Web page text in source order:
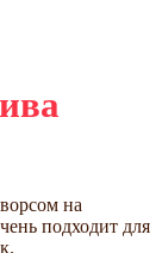
на
подходит для